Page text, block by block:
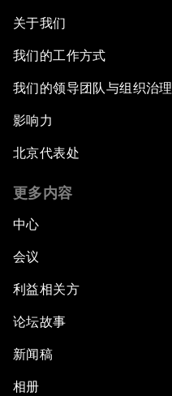
关于我们
我们的工作方式
我们的领导团队与组织治理
影响力
北京代表处
更多内容
中心
会议
利益相关方
论坛故事
新闻稿
相册